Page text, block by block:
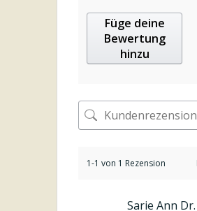
Füge deine
Bewertung
hinzu
1-1 von 1 Rezension
Sarie Ann